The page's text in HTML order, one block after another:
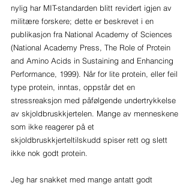
nylig har MIT-standarden blitt revidert igjen av
militære forskere; dette er beskrevet i en
publikasjon fra National Academy of Sciences
(National Academy Press, The Role of Protein
and Amino Acids in Sustaining and Enhancing
Performance, 1999). Når for lite protein, eller feil
type protein, inntas, oppstår det en
stressreaksjon med påfølgende undertrykkelse
av skjoldbruskkjertelen. Mange av menneskene
som ikke reagerer på et
skjoldbruskkjerteltilskudd spiser rett og slett
ikke nok godt protein.
Jeg har snakket med mange antatt godt